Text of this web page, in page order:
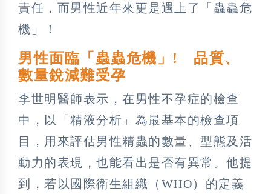
責任，而男性近年來更是遇上了「蟲蟲危
機」！
男性面臨「蟲蟲危機」! 品質、
數量銳減難受孕
李世明醫師表示，在男性不孕症的檢查
中，以「精液分析」為最基本的檢查項
目，用來評估男性精蟲的數量、型態及活
動力的表現，也能看出是否有異常。他提
到，若以國際衛生組織（WHO）的定義